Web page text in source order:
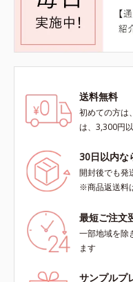
送料無料
初めての方は
は、3,300円
30日以内な
開封後でも発
※商品返送料
最短ご注文
一部地域を除
ます
サンプルプ